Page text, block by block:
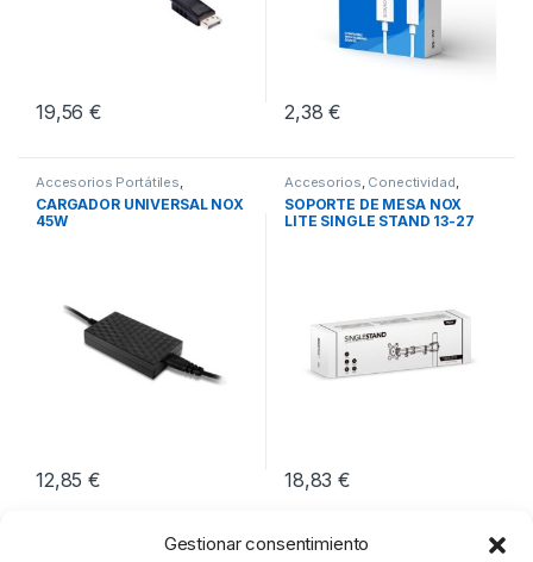
Gestionar consentimiento
19,56€ 2,38€
Accesorios Portátiles,
Cargadores para Portátiles,
Conectividad
CARGADOR UNIVERSAL NOX
45W
12,85€
Accesorios, Conectividad,
Soportes TV
SOPORTE DE MESA NOX
LITE SINGLE STAND 13-27
18,83€